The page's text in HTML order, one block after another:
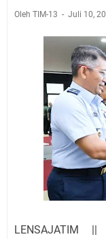
Oleh TIM-13 Juli 10,
LENSAJATIM ||